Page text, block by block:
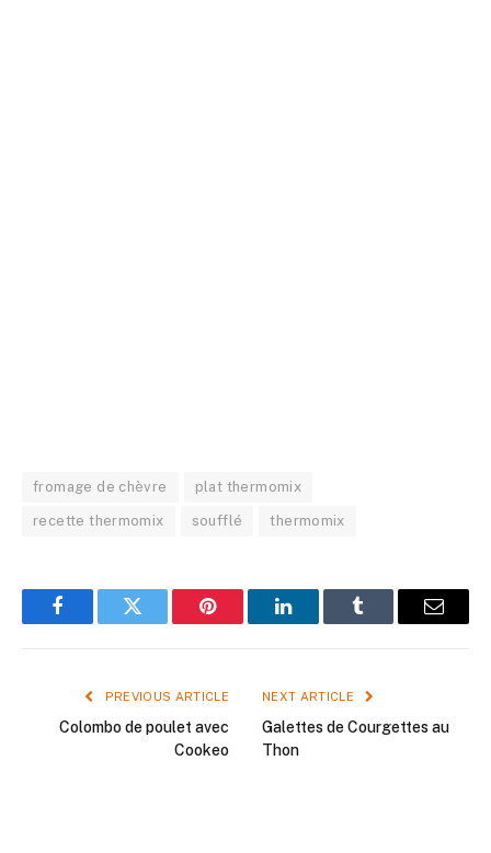
fromage de chèvre plat thermomix
recette thermomix soufflé thermomix
FacebookTwitter Pinterest LinkedInTumblr Email
PREVIOUS ARTICLE
Colombo de poulet avec
Cookeo
NEXT ARTICLE
Galettes de Courgettes au
Thon